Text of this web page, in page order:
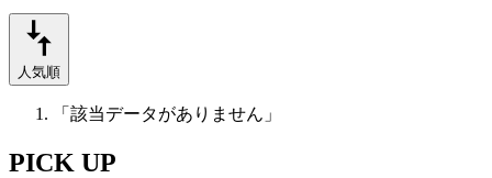
人気順
「該当データがありません」
PICK UP